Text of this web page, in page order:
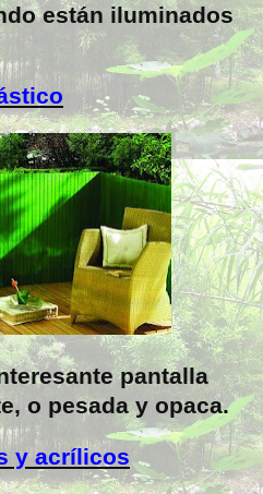
están iluminados
pantalla
o pesada y opaca.
y acrílicos